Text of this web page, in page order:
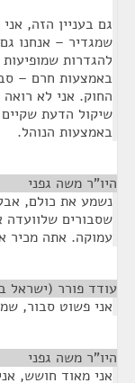
גם בעניין הזה,
שמגדיר – אנחנו
להגדרות
באמצעות חרם –
החוק. אני לא רואה
שיקול הדעת
באמצעות הנוהל.
היו"ר משה גפני
נשמע את כולם,
שסבורים שלוועדה
עמוקה. אתה מכיר
עודד פורר (ישראל
אני פשוט סבור,
היו"ר משה גפני
אני מאוד חושש,